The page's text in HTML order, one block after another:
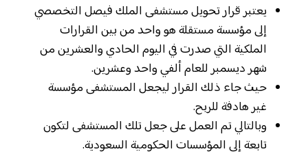
يعتبر قرار تحويل مستشفى الملك فيصل التخصصي
إلى مؤسسة مستقلة هو واحد من بين القرارات
الملكية التي صدرت في اليوم الحادي والعشرين من
شهر ديسمبر للعام ألفي واحد وعشرين.
حيث جاء ذلك القرار ليجعل المستشفى مؤسسة
غير هادفة للربح.
وبالتالي تم العمل على جعل تلك المستشفى لتكون
تابعة إلى المؤسسات الحكومية السعودية.